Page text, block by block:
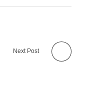
Next Post